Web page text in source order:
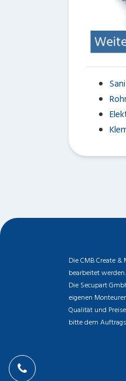
Die CMB Create
bearbeitet werden.
Die Secupart
eigenen
Qualität und
bitte dem